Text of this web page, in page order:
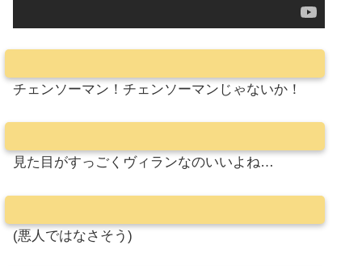
チェンソーマン！チェンソーマンじゃないか！
見た目がすっごくヴィランなのいいよね…
(悪人ではなさそう)